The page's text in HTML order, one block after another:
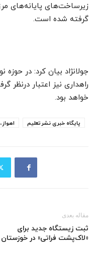
گرفته شده است.
جولانژاد بیان کرد: در
خواهد بود.
اهواز، پایگاه خبری نشرتعلیم
مقاله بعدی
ثبت زیستگاه جدید برای
«لاک‌پشت فراتی» در خوزستان